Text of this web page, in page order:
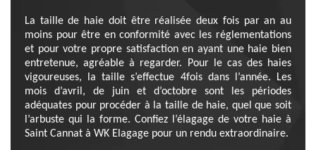
La taille de haie doit être réalisée deux fois par an au
moins pour être en conformité avec les réglementations
et pour votre propre satisfaction en ayant une haie bien
entretenue, agréable à regarder. Pour le cas des haies
vigoureuses, la taille s’effectue 4fois dans l’année. Les
mois d’avril, de juin et d’octobre sont les périodes
adéquates pour procéder à la taille de haie, quel que soit
l’arbuste qui la forme. Confiez l’élagage de votre haie à
Saint Cannat à WK Elagage pour un rendu extraordinaire.